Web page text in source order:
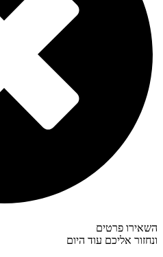
פרטים
אליכם עוד היום